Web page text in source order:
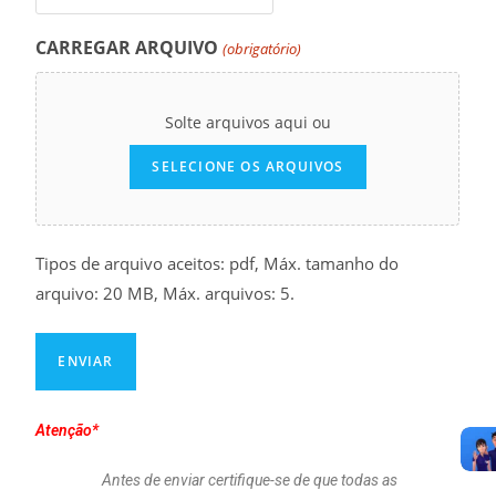
CARREGAR ARQUIVO (obrigatório)
Solte arquivos aqui ou
SELECIONE OS ARQUIVOS
Tipos de arquivo aceitos: pdf, Máx. tamanho do
arquivo: 20 MB, Máx. arquivos: 5.
Atenção*
Antes de enviar certifique-se de que todas as